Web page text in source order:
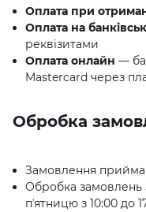
Оплата при
Оплата на
реквізитами
Оплата онлайн —
Mastercard через
Обробка
Замовлення
Обробка замовлень
пʼятницю з 10:00 до